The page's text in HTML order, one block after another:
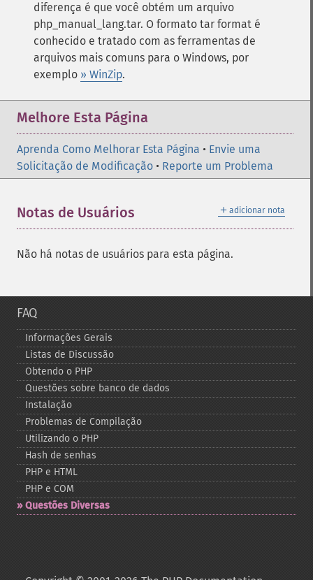
diferença é que você obtém um arquivo
php_manual_lang.tar. O formato tar format é
conhecido e tratado com as ferramentas de
arquivos mais comuns para o Windows, por
exemplo » WinZip.
Melhore Esta Página
Aprenda Como Melhorar Esta Página • Envie uma
Solicitação de Modificação • Reporte um Problema
＋ adicionar nota
Notas de Usuários
Não há notas de usuários para esta página.
FAQ
Informações Gerais
Listas de Discussão
Obtendo o PHP
Questões sobre banco de dados
Instalação
Problemas de Compilação
Utilizando o PHP
Hash de senhas
PHP e HTML
PHP e COM
Questões Diversas